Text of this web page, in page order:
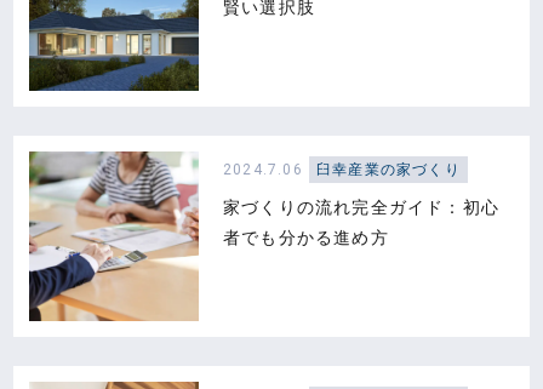
賢い選択肢
2024.7.06 臼幸産業の家づくり
家づくりの流れ完全ガイド：初心
者でも分かる進め方